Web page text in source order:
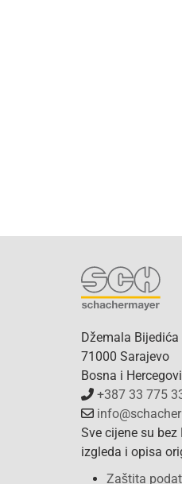
Džemala Bijedića
71000 Sarajevo
Bosna i
+387 33 775
Sve cijene su
izgleda i opisa
Zaštita